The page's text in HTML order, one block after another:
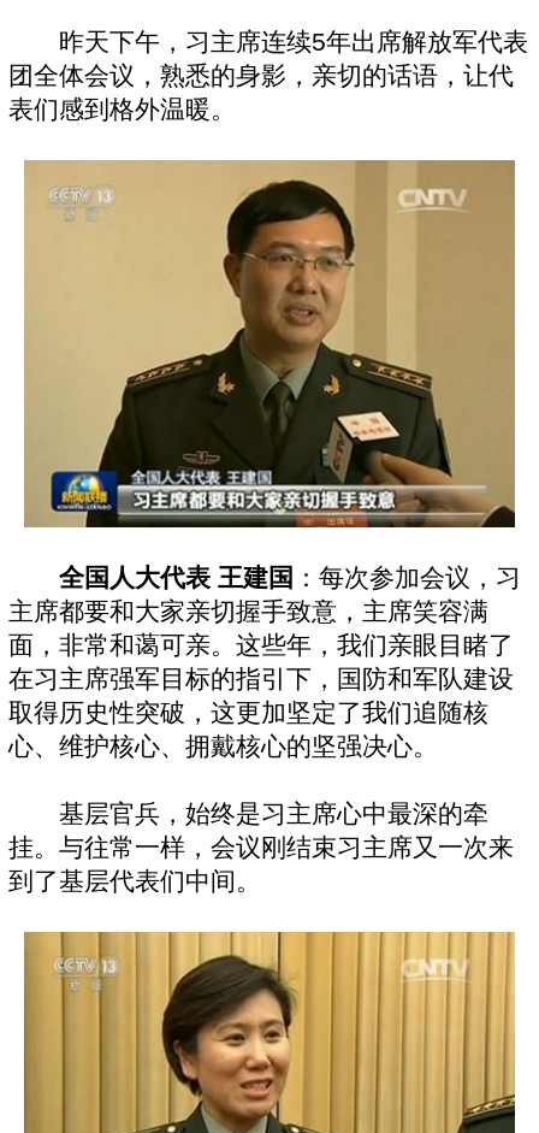
昨天下午，习主席连续5年出席解放军代表
团全体会议，熟悉的身影，亲切的话语，让代
表们感到格外温暖。
全国人大代表 王建国 ：每次参加会议，习
主席都要和大家亲切握手致意，主席笑容满
面，非常和蔼可亲。这些年，我们亲眼目睹了
在习主席强军目标的指引下，国防和军队建设
取得历史性突破，这更加坚定了我们追随核
心、维护核心、拥戴核心的坚强决心。
基层官兵，始终是习主席心中最深的牵
挂。与往常一样，会议刚结束习主席又一次来
到了基层代表们中间。